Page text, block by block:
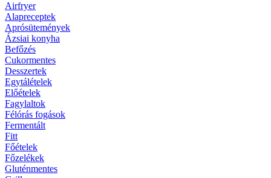
Airfryer
Alapreceptek
Aprósütemények
Ázsiai konyha
Befőzés
Cukormentes
Desszertek
Egytálételek
Előételek
Fagylaltok
Félórás fogások
Fermentált
Fitt
Főételek
Főzelékek
Gluténmentes